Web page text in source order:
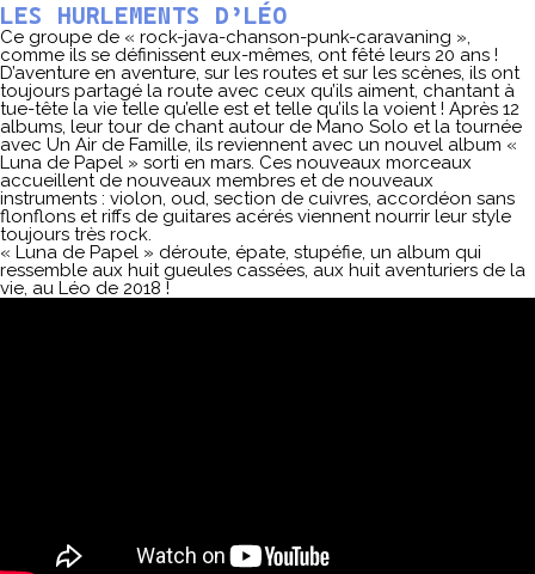
LES HURLEMENTS D’LÉO
Ce groupe de « rock-java-chanson-punk-caravaning »,
comme ils se définissent eux-mêmes, ont fêté leurs 20 ans !
D’aventure en aventure, sur les routes et sur les scènes, ils ont
toujours partagé la route avec ceux qu’ils aiment, chantant à
tue-tête la vie telle qu’elle est et telle qu’ils la voient ! Après 12
albums, leur tour de chant autour de Mano Solo et la tournée
avec Un Air de Famille, ils reviennent avec un nouvel album «
Luna de Papel » sorti en mars. Ces nouveaux morceaux
accueillent de nouveaux membres et de nouveaux
instruments : violon, oud, section de cuivres, accordéon sans
flonflons et riffs de guitares acérés viennent nourrir leur style
toujours très rock.
« Luna de Papel » déroute, épate, stupéfie, un album qui
ressemble aux huit gueules cassées, aux huit aventuriers de la
vie, au Léo de 2018 !